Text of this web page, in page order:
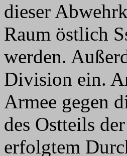
dieser
Raum östlich
werden.
Division ein.
Armee gegen
des Ostteils
erfolgtem